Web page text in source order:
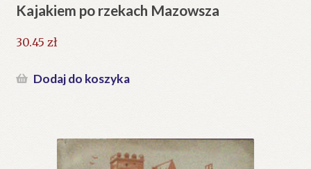
Kajakiem po rzekach Mazowsza
30.45 zł
Dodaj do koszyka